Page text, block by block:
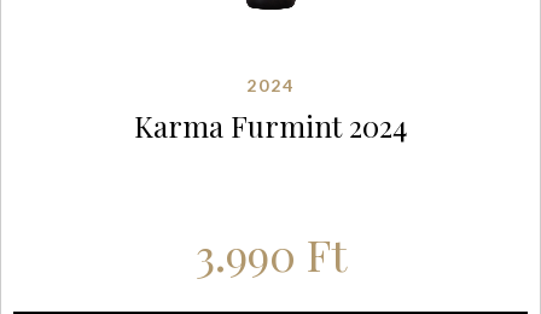
2024
Karma Furmint 2024
3.990 Ft